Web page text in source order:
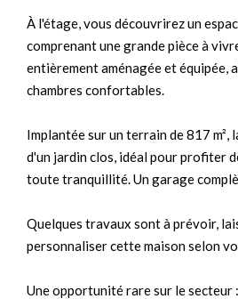
À l'étage, vous découvrirez un
comprenant une grande pièce à
entièrement aménagée et équipée,
chambres confortables.
Implantée sur un terrain de 817
d'un jardin clos, idéal pour profiter
toute tranquillité. Un garage
Quelques travaux sont à prévoir,
personnaliser cette maison selon
Une opportunité rare sur le secteur